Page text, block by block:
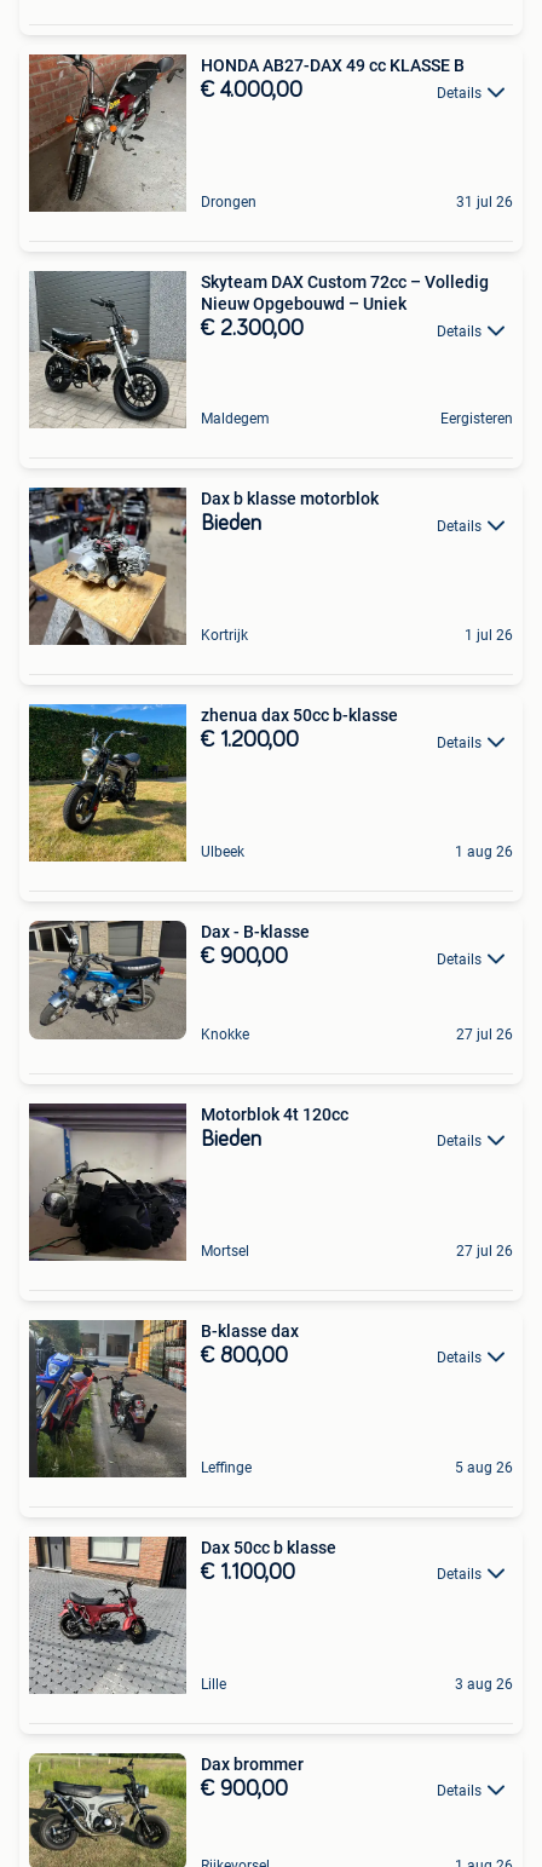
HONDA AB27-DAX 49 cc KLASSE B
€ 4.000,00 Details
Drongen 31 jul 26
Skyteam DAX Custom 72cc – Volledig
Nieuw Opgebouwd – Uniek
€ 2.300,00 Details
Maldegem Eergisteren
Dax b klasse motorblok
Bieden Details
Kortrijk 1 jul 26
zhenua dax 50cc b-klasse
€ 1.200,00 Details
Ulbeek 1 aug 26
Dax - B-klasse
€ 900,00 Details
Knokke 27 jul 26
Motorblok 4t 120cc
Bieden Details
Mortsel 27 jul 26
B-klasse dax
€ 800,00 Details
Leffinge 5 aug 26
Dax 50cc b klasse
€ 1.100,00 Details
Lille 3 aug 26
Dax brommer
€ 900,00 Details